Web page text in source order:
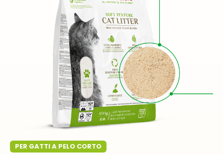
PER GATTI A PELO CORTO